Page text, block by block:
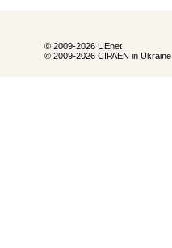
© 2009-2026 UEnet
© 2009-2026 CIPAEN in Ukraine